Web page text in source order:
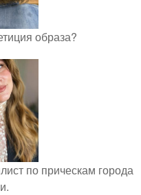
образа?
по прическам города